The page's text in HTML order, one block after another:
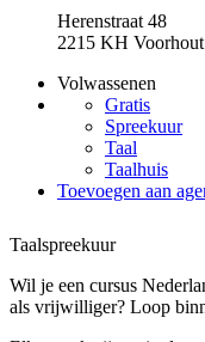
Herenstraat 48
2215 KH Voorhout
Volwassenen
Gratis
Spreekuur
Taal
Taalhuis
Toevoegen aan
Taalspreekuur
Wil je een cursus
als vrijwilliger? Loop